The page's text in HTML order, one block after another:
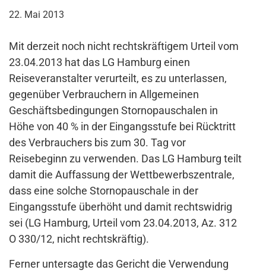
22. Mai 2013
Mit derzeit noch nicht rechtskräftigem Urteil vom
23.04.2013 hat das LG Hamburg einen
Reiseveranstalter verurteilt, es zu unterlassen,
gegenüber Verbrauchern in Allgemeinen
Geschäftsbedingungen Stornopauschalen in
Höhe von 40 % in der Eingangsstufe bei Rücktritt
des Verbrauchers bis zum 30. Tag vor
Reisebeginn zu verwenden. Das LG Hamburg teilt
damit die Auffassung der Wettbewerbszentrale,
dass eine solche Stornopauschale in der
Eingangsstufe überhöht und damit rechtswidrig
sei (LG Hamburg, Urteil vom 23.04.2013, Az. 312
O 330/12, nicht rechtskräftig).
Ferner untersagte das Gericht die Verwendung